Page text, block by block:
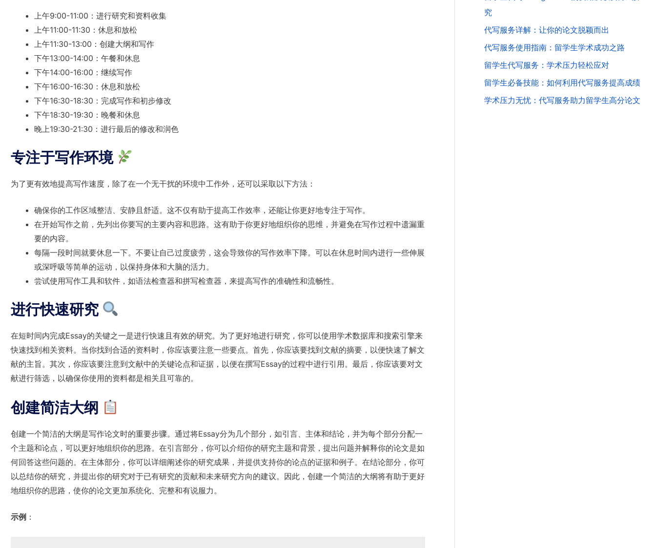
上午9:00-11:00：进行研究和资料收集
上午11:00-11:30：休息和放松
上午11:30-13:00：创建大纲和写作
下午13:00-14:00：午餐和休息
下午14:00-16:00：继续写作
下午16:00-16:30：休息和放松
下午16:30-18:30：完成写作和初步修改
下午18:30-19:30：晚餐和休息
晚上19:30-21:30：进行最后的修改和润色
专注于写作环境
为了更有效地提高写作速度，除了在一个无干扰的环境中工作外，还可以采取以下方法：
确保你的工作区域整洁、安静且舒适。这不仅有助于提高工作效率，还能让你更好地专注于写作。
在开始写作之前，先列出你要写的主要内容和思路。这有助于你更好地组织你的思维，并避免在写作过程中遗漏重
要的内容。
每隔一段时间就要休息一下。不要让自己过度疲劳，这会导致你的写作效率下降。可以在休息时间内进行一些伸展
或深呼吸等简单的运动，以保持身体和大脑的活力。
尝试使用写作工具和软件，如语法检查器和拼写检查器，来提高写作的准确性和流畅性。
进行快速研究
在短时间内完成Essay的关键之一是进行快速且有效的研究。为了更好地进行研究，你可以使用学术数据库和搜索引擎来
快速找到相关资料。当你找到合适的资料时，你应该要注意一些要点。首先，你应该要找到文献的摘要，以便快速了解文
献的主旨。其次，你应该要注意到文献中的关键论点和证据，以便在撰写Essay的过程中进行引用。最后，你应该要对文
献进行筛选，以确保你使用的资料都是相关且可靠的。
创建简洁大纲
创建一个简洁的大纲是写作论文时的重要步骤。通过将Essay分为几个部分，如引言、主体和结论，并为每个部分分配一
个主题和论点，可以更好地组织你的思路。在引言部分，你可以介绍你的研究主题和背景，提出问题并解释你的论文是如
何回答这些问题的。在主体部分，你可以详细阐述你的研究成果，并提供支持你的论点的证据和例子。在结论部分，你可
以总结你的研究，并提出你的研究对于已有研究的贡献和未来研究方向的建议。因此，创建一个简洁的大纲将有助于更好
地组织你的思路，使你的论文更加系统化、完整和有说服力。
示例 ：
究
代写服务详解：让你的论文脱颖而出
代写服务使用指南：留学生学术成功之路
留学生代写服务：学术压力轻松应对
留学生必备技能：如何利用代写服务提高成绩
学术压力无忧：代写服务助力留学生高分论文